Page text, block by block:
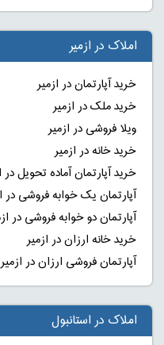
املاک در ازمیر
خرید آپارتمان در ازمیر
خرید ملک در ازمیر
ویلا فروشی در ازمیر
خرید خانه در ازمیر
خرید آپارتمان آماده تحویل در
آپارتمان یک خوابه فروشی در
آپارتمان دو خوابه فروشی در
خرید خانه ارزان در ازمیر
آپارتمان فروشی ارزان در ازمیر
املاک در استانبول